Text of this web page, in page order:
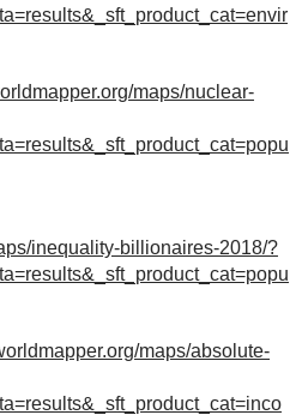
maps/nuclear-
inequality-billionaires-2018/?
maps/absolute-